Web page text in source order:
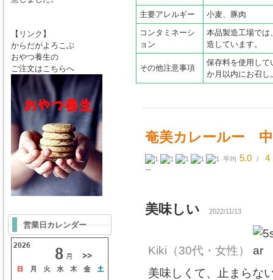
主要アレルギー
小麦、豚肉
コンタミネーシ
ョン
本品製造工場では
造しています。
その他注意事項
保存料を使用して
か月以内にお召し
奄美カレールー
平均 5.0 / 4
ー
美味しい 2022/11/13
Kiki （30代・女性）
美味しくて、止まらな
【リンク】
からだがよろこぶ
おやつ養生の
ご注文はこちらへ
営業日カレンダー